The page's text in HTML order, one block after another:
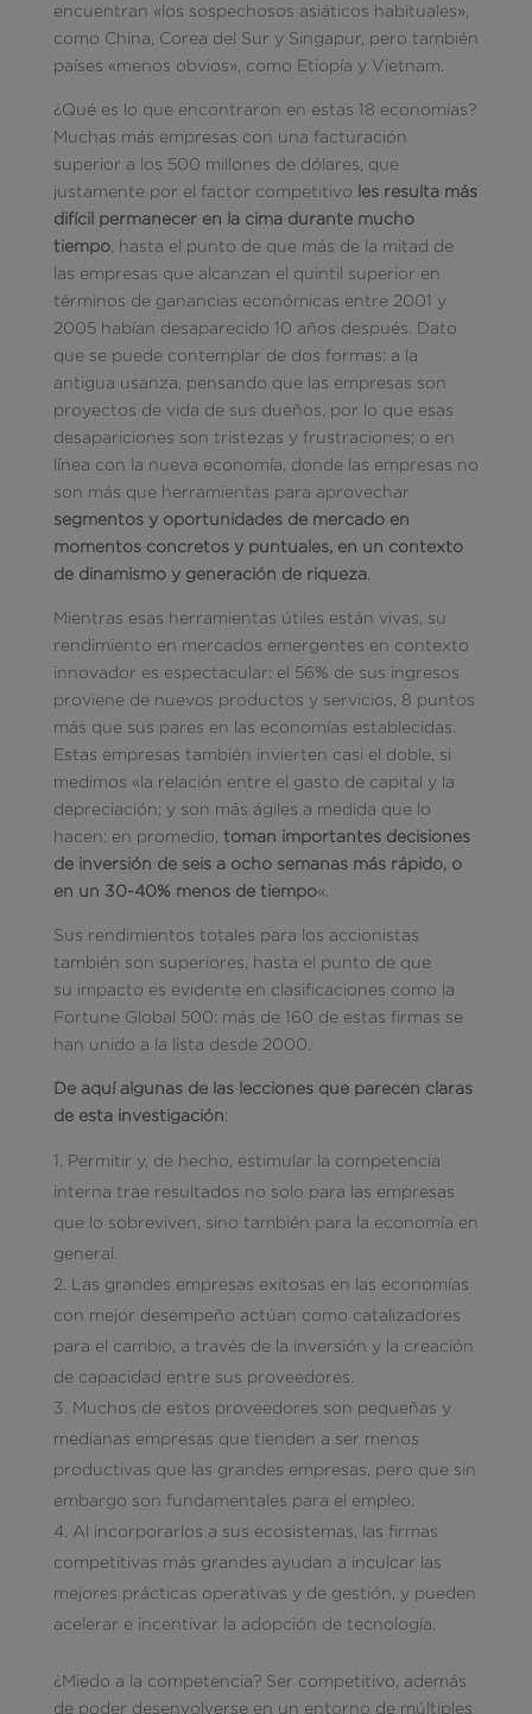
encuentran «los sospechosos asiáticos habituales»,
como China, Corea del Sur y Singapur, pero también
países «menos obvios», como Etiopía y Vietnam.
¿Qué es lo que encontraron en estas 18 economías?
Muchas más empresas con una facturación
superior a los 500 millones de dólares, que
justamente por el factor competitivo les resulta más
difícil permanecer en la cima durante mucho
tiempo, hasta el punto de que más de la mitad de
las empresas que alcanzan el quintil superior en
términos de ganancias económicas entre 2001 y
2005 habían desaparecido 10 años después. Dato
que se puede contemplar de dos formas: a la
antigua usanza, pensando que las empresas son
proyectos de vida de sus dueños, por lo que esas
desapariciones son tristezas y frustraciones; o en
línea con la nueva economía, donde las empresas no
son más que herramientas para aprovechar
segmentos y oportunidades de mercado en
momentos concretos y puntuales, en un contexto
de dinamismo y generación de riqueza.
Mientras esas herramientas útiles están vivas, su
rendimiento en mercados emergentes en contexto
innovador es espectacular: el 56% de sus ingresos
proviene de nuevos productos y servicios, 8 puntos
más que sus pares en las economías establecidas.
Estas empresas también invierten casi el doble, si
medimos «la relación entre el gasto de capital y la
depreciación; y son más ágiles a medida que lo
hacen: en promedio, toman importantes decisiones
de inversión de seis a ocho semanas más rápido, o
en un 30-40% menos de tiempo«.
Sus rendimientos totales para los accionistas
también son superiores, hasta el punto de que
su impacto es evidente en clasificaciones como la
Fortune Global 500: más de 160 de estas firmas se
han unido a la lista desde 2000.
De aquí algunas de las lecciones que parecen claras
de esta investigación:
Permitir y, de hecho, estimular la competencia
interna trae resultados no solo para las empresas
que lo sobreviven, sino también para la economía en
general.
Las grandes empresas exitosas en las economías
con mejor desempeño actúan como catalizadores
para el cambio, a través de la inversión y la creación
de capacidad entre sus proveedores.
Muchos de estos proveedores son pequeñas y
medianas empresas que tienden a ser menos
productivas que las grandes empresas, pero que sin
embargo son fundamentales para el empleo.
Al incorporarlos a sus ecosistemas, las firmas
competitivas más grandes ayudan a inculcar las
mejores prácticas operativas y de gestión, y pueden
acelerar e incentivar la adopción de tecnología.
¿Miedo a la competencia? Ser competitivo, además
de poder desenvolverse en un entorno de múltiples